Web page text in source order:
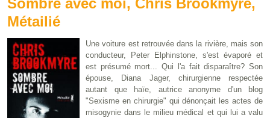
Métailié
Une voiture est retrouvée dans la rivière, mais son
conducteur, Peter Elphinstone, s'est évaporé et
est présumé mort... Qui l'a fait disparaître? Son
épouse, Diana Jager, chirurgienne respectée
autant que haïe, autrice anonyme d'un blog
"Sexisme en chirurgie" qui dénonçait les actes de
misogynie dans le milieu médical et qui lui a valu